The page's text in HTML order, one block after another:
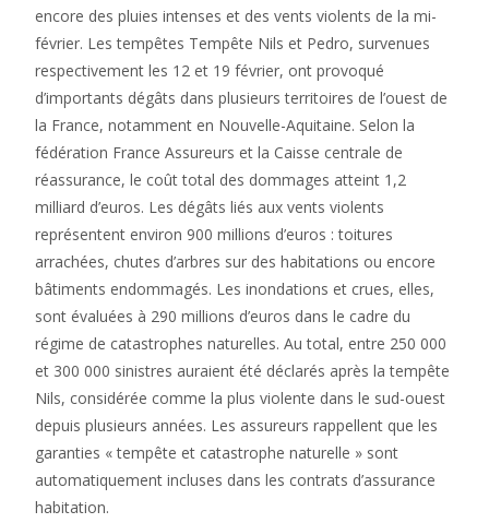
encore des pluies intenses et des vents violents de la mi-
février. Les tempêtes Tempête Nils et Pedro, survenues
respectivement les 12 et 19 février, ont provoqué
d’importants dégâts dans plusieurs territoires de l’ouest de
la France, notamment en Nouvelle-Aquitaine. Selon la
fédération France Assureurs et la Caisse centrale de
réassurance, le coût total des dommages atteint 1,2
milliard d’euros. Les dégâts liés aux vents violents
représentent environ 900 millions d’euros : toitures
arrachées, chutes d’arbres sur des habitations ou encore
bâtiments endommagés. Les inondations et crues, elles,
sont évaluées à 290 millions d’euros dans le cadre du
régime de catastrophes naturelles. Au total, entre 250 000
et 300 000 sinistres auraient été déclarés après la tempête
Nils, considérée comme la plus violente dans le sud-ouest
depuis plusieurs années. Les assureurs rappellent que les
garanties « tempête et catastrophe naturelle » sont
automatiquement incluses dans les contrats d’assurance
habitation.